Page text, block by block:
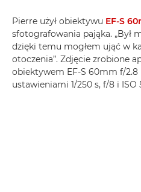
Pierre użył obiektywu EF-S
sfotografowania pająka. „Był
dzięki temu mogłem ująć w
otoczenia”. Zdjęcie zrobione
obiektywem EF-S 60mm f/2.8
ustawieniami 1/250 s, f/8 i